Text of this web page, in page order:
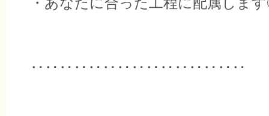
‥‥‥‥‥‥‥‥‥‥‥‥‥‥‥